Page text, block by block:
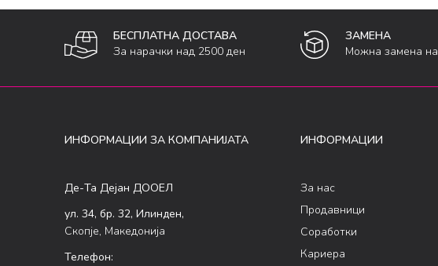
БЕСПЛАТНА ДОСТАВА
За нарачки над 2500 ден
ЗАМЕНА
Можна замена
ИНФОРМАЦИИ ЗА КОМПАНИЈАТА
Де-Та Дејан ДООЕЛ
ул. 34, бр. 32, Илинден,
Скопје, Македонија
Телефон:
ИНФОРМАЦИИ
За нас
Продавници
Соработки
Кариера